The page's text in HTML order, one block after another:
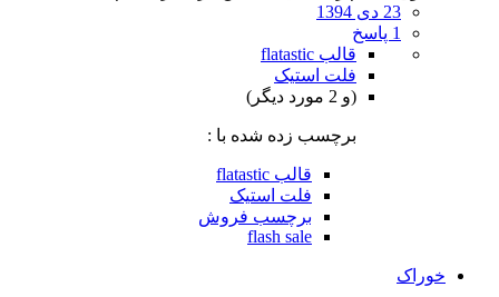
23 دی 1394
1 پاسخ
قالب flatastic
فلت استیک
(و 2 مورد دیگر)
برچسب زده شده با :
قالب flatastic
فلت استیک
برچسب فروش
flash sale
خوراک